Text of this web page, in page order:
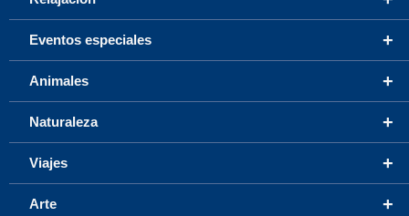
+
Eventos especiales
+
Animales
+
Naturaleza
+
Viajes
+
Arte